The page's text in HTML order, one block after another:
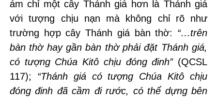
ám chỉ một cây Thánh giá hơn là Thánh giá
với tượng chịu nạn mà không chỉ rõ như
trường hợp cây Thánh giá bàn thờ: “…trên
bàn thờ hay gần bàn thờ phải đặt Thánh giá,
có tượng Chúa Kitô chịu đóng đinh”(QCSL
117); “Thánh giá có tượng Chúa Kitô chịu
đóng đinh đã cầm đi rước, có thể dựng bên